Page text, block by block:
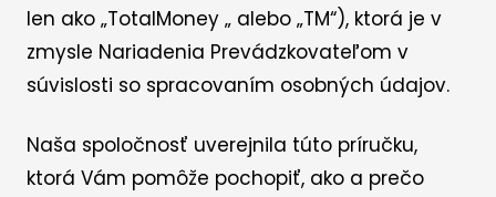
len ako „TotalMoney „ alebo „TM“), ktorá je v
zmysle Nariadenia Prevádzkovateľom v
súvislosti so spracovaním osobných údajov.
Naša spoločnosť uverejnila túto príručku,
ktorá Vám pomôže pochopiť, ako a prečo